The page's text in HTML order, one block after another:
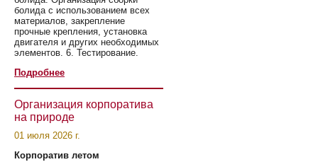
болида с использованием всех
материалов, закрепление
прочные крепления, установка
двигателя и других необходимых
элементов. 6. Тестирование.
Подробнее
Организация корпоратива
на природе
01 июля 2026 г.
Корпоратив летом